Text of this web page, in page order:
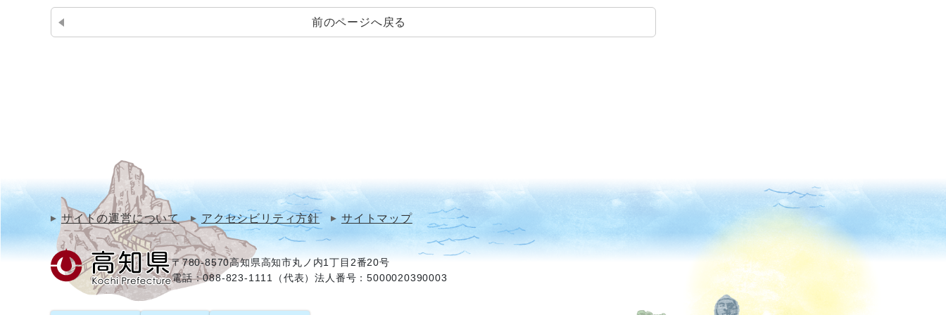
前のページへ戻る
サイトの運営について アクセシビリティ方針 サイトマップ
〒780-8570高知県高知市丸ノ内1丁目2番20号
電話：088-823-1111（代表）法人番号：5000020390003